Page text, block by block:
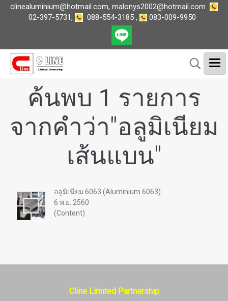
clinealuminium@hotmail.com, malonys2002@hotmail.com
02-397-5731, 088-554-3185, 083-009-9950
ค้นพบ 1 รายการ
จากคำว่า"อลูมิเนียม
เส้นแบน"
อลูมิเนียม 6063 (Aluminium 6063)
6 พ.ย. 2560
(Content)
Cline Limited Partnership